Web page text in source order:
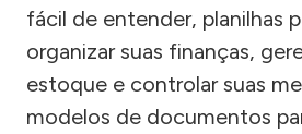
fácil de entender, planilhas
organizar suas finanças,
estoque e controlar suas
modelos de documentos